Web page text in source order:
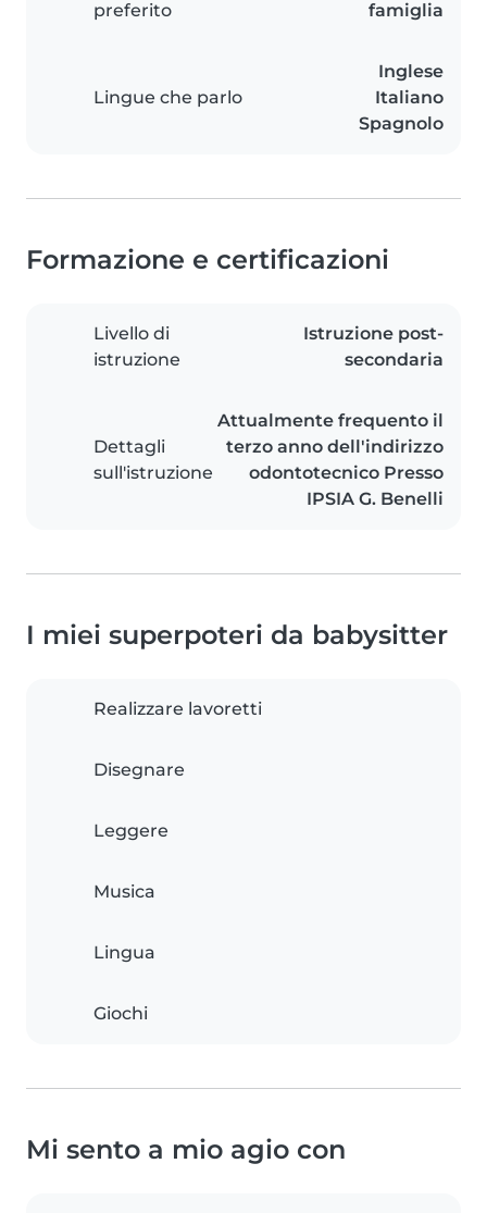
preferito
famiglia
Lingue che parlo
Inglese
Italiano
Spagnolo
Formazione e certificazioni
Livello di
istruzione
Istruzione post-
secondaria
Dettagli
sull'istruzione
Attualmente frequento il
terzo anno dell'indirizzo
odontotecnico Presso
IPSIA G. Benelli
I miei superpoteri da babysitter
Realizzare lavoretti
Disegnare
Leggere
Musica
Lingua
Giochi
Mi sento a mio agio con